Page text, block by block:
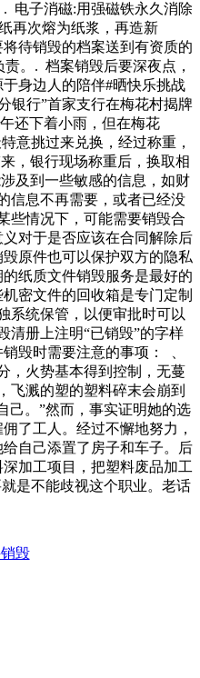
电子消磁:用强磁铁永久消除
再次熔为纸浆，再造新
待销毁的档案送到有资质的
。. 档案销毁后要深夜点，
身边人的陪伴#晒快乐挑战
银行”首家支行在梅花村揭牌
还下着小雨，但在梅花
意挑过来兑换，经过称重，
，银行现场称重后，换取相
及到一些敏感的信息，如财
信息不再需要，或者已经没
些情况下，可能需要销毁合
对于是否应该在合同解除后
原件也可以保护双方的隐私
纸质文件销毁服务是最好的
密文件的回收箱是专门定制
系统保管，以便审批时可以
清册上注明“已销毁”的字样
毁时需要注意的事项： 、
，火势基本得到控制，无蔓
飞溅的塑的塑料碎末会崩到
己。”然而，事实证明她的选
了工人。经过不懈地努力，
自己添置了房子和车子。后
加工项目，把塑料废品加工
是不能歧视这个职业。老话
毁